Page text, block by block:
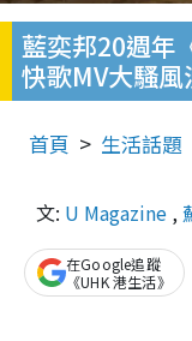
藍奕邦20週年
快歌MV大騷
首頁 生活話題
文: U Magazine ,
在Google追蹤
《UHK 港生活》